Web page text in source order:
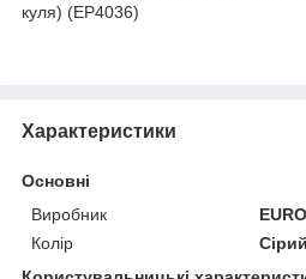
куля) (EP4036)
Характеристики
Основні
Виробник
Колір
Сірий